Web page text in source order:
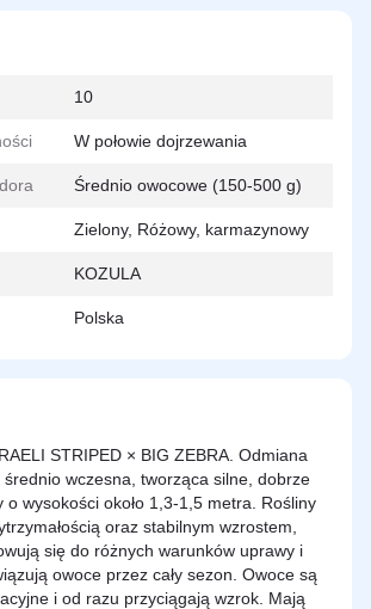
10
W połowie dojrzewania
Średnio owocowe (150-500 g)
Zielony, Różowy, karmazynowy
KOZULA
Polska
STRIPED × BIG ZEBRA. Odmiana
wczesna, tworząca silne, dobrze
o wysokości około 1,3-1,5 metra. Rośliny
oraz stabilnym wzrostem,
się do różnych warunków uprawy i
owoce przez cały sezon. Owoce są
i od razu przyciągają wzrok. Mają